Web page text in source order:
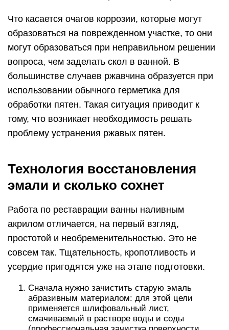
происходит с применением
электроинструмента с насадкой из
металлической щетки). Края глубоких сколов
следует зашпаклевать.
Загрязнения, известковый налет и отходы
зачистки старой эмали смываются, чаша
обезжиривается специальным составом или
растворителем.
Перелив и выпуск снимается, водопроводный
кран заматывается в целлофан во избежание
попадания капель воды.
Установить емкость (объем не менее 0,7 л) под
выпускное отверстие ванны: сюда будут
газетами или полиэтиленом для
В месте стыковки ванны со стеновым